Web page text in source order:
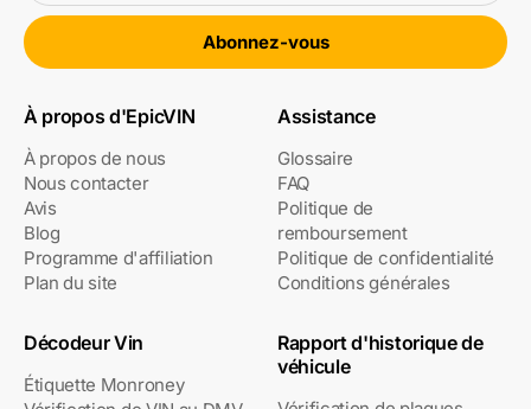
Abonnez-vous
À propos d'EpicVIN
À propos de nous
Nous contacter
Avis
Blog
Programme d'affiliation
Plan du site
Assistance
Glossaire
FAQ
Politique de
remboursement
Politique de confidentialité
Conditions générales
Décodeur Vin
Étiquette Monroney
Rapport d'historique de
véhicule